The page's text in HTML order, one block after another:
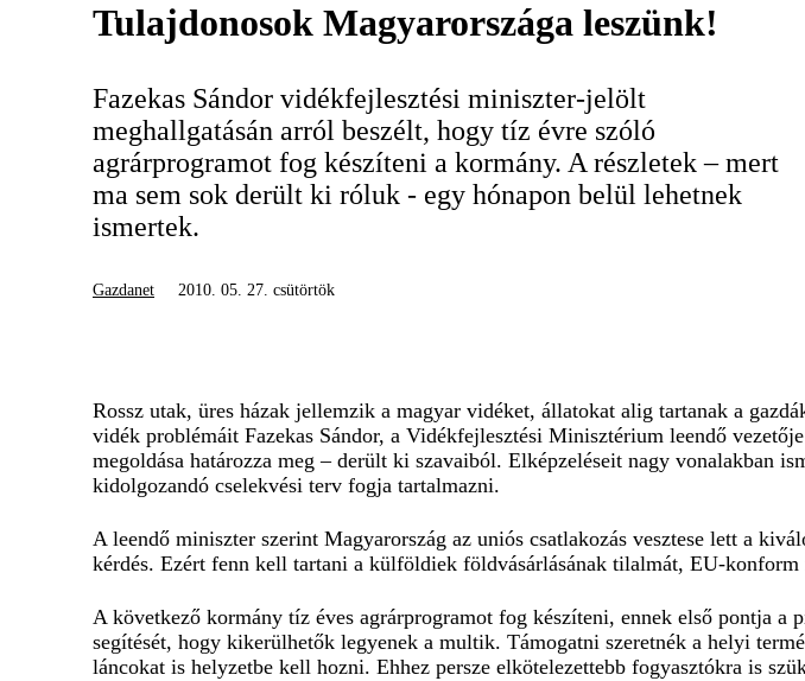
Tulajdonosok Magyarországa leszünk!
Fazekas Sándor vidékfejlesztési miniszter-jelölt
meghallgatásán arról beszélt, hogy tíz évre szóló
agrárprogramot fog készíteni a kormány. A részletek – mert
ma sem sok derült ki róluk - egy hónapon belül lehetnek
ismertek.
Gazdanet 2010. 05. 27. csütörtök
Rossz utak, üres házak jellemzik a magyar vidéket, állatokat alig tartanak a
vidék problémáit Fazekas Sándor, a Vidékfejlesztési Minisztérium leendő
megoldása határozza meg – derült ki szavaiból. Elképzeléseit nagy vonalakban
kidolgozandó cselekvési terv fogja tartalmazni.
A leendő miniszter szerint Magyarország az uniós csatlakozás vesztese lett a
kérdés. Ezért fenn kell tartani a külföldiek földvásárlásának tilalmát, EU-
A következő kormány tíz éves agrárprogramot fog készíteni, ennek első pontja
segítését, hogy kikerülhetők legyenek a multik. Támogatni szeretnék a helyi
láncokat is helyzetbe kell hozni. Ehhez persze elkötelezettebb fogyasztókra is